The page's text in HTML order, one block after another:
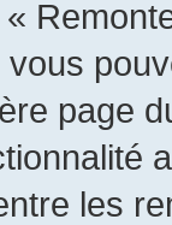
page
les